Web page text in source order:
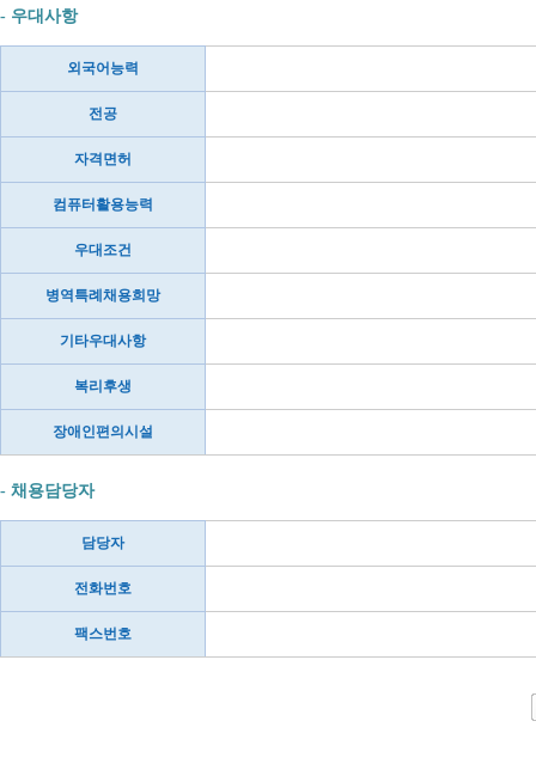
- 우대사항
외국어능력
전공
자격면허
컴퓨터활용능력
우대조건
병역특례채용희망
기타우대사항
복리후생
장애인편의시설
- 채용담당자
담당자
전화번호
팩스번호